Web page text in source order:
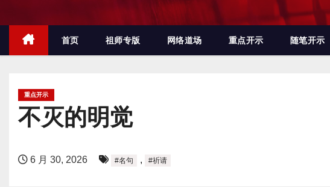
首页 祖师专版 网络道场 重点开示 随笔开示
重点开示
不灭的明觉
6 月 30, 2026 #名句 , #祈请